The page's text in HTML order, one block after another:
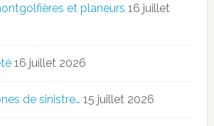
et planeurs 16 juillet
16 juillet 2026
de sinistre… 15 juillet 2026